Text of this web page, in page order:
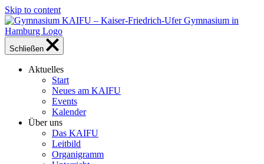
Skip to content
Schließen
Aktuelles
Start
Neues am KAIFU
Events
Kalender
Über uns
Das KAIFU
Leitbild
Organigramm